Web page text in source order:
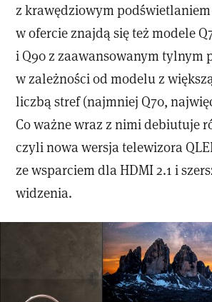
z krawędziowym
w ofercie znajdą się też modele
i Q90 z zaawansowanym tylnym
w zależności od modelu z
liczbą stref (najmniej Q70,
Co ważne wraz z nimi debiutuje
czyli nowa wersja telewizora
ze wsparciem dla HDMI 2.1 i
widzenia.